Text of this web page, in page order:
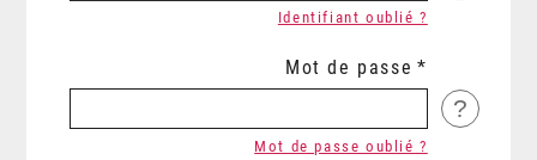
Identifiant oublié ?
Mot de passe
?
Mot de passe oublié ?